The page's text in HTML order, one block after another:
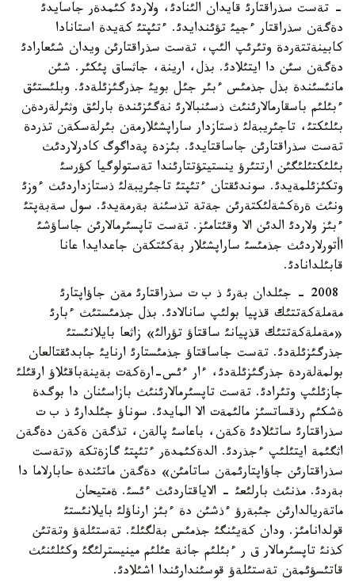
- تةست سذراقتارئ قايدان الئنادئ، ولاردئ كئمدةر جاسايدئ
دةگةن سذراقتار ءجيئ تؤئندايدئ. ءتئپتئ كةيدة استانادا
كابينةتتةردة وتئرئپ الئپ، تةست سذراقتارئن ويدان شئعارادئ
دةگةن سئن دا ايتئلادئ. بذل، ارينة، جاثساق پئكئر. شئن
مانئسئندة بذل جذمئس ءبئر جئل بويئ جذرگئزئلةدئ. وبلئستئق
ءبئلئم باسقارمالارئنئث ذسئنبالارئ نةگئزئندة بارلئق وثئرلةردةن
بئلئكتئ، تاجئريبةلئ ذستازدار ساراپشئلارمةن بئرلةسكةن تذردة
تةست سذراقتارئن جاساقتايدئ. بئزدة پةداگوگ كادرلاردئث
بئلئكتئلئگئن ارتتئرؤ ينستيتؤتتارئندا تةستولوگيا كؤرسئ
وتكئزئلمةيدئ. سوندئقتان ءتئپتئ تاجئريبةلئ ذستازداردئث ءوزئ
ونئث ةرةكشةلئكتةرئن جةتة تذسئنة بةرمةيدئ. سول سةبةپتئ
ءبئز ولاردئ الدئن الا وقئتامئز. تةست تاپسئرمالارئن جاساؤشئ
اأتورلاردئث جذمئسئ ساراپشئلار بةكئتكةن جاعدايدا عانا
قابئلدانادئ.
2008 - جئلدان بةرئ ذ ب ت سذراقتارئ مةن جاؤاپتارئ
مةملةكةتتئك قذپيا بولئپ سانالادئ. بذل جذمئستئث ءبارئ
«مةملةكةتتئك قذپيانئ ساقتاؤ تؤرالئ» زاثعا بايلانئستئ
جذرگئزئلةدئ. تةست جاساقتاؤ جذمئستارئ ارنايئ جابدئقتالعان
بولمةلةردة جذرگئزئلةدئ، ءار ءئس-ارةكةت بةينةباقئلاؤ ارقئلئ
جازئلئپ وتئرادئ. تةست تاپسئرمالارئنئث بازاسئنان دا بوگدة
ةشكئم رذقساتسئز مالئمةت الا المايدئ. سوناؤ جئلدارئ ذ ب ت
سذراقتارئ ساتئلادئ ةكةن، باعاسئ پالةن، تذگةن ةكةن دةگةن
اثگئمة ايتئلئپ ءجذردئ. الدةكئمدةر ءتئپتئ گازةتكة «تةست
سذراقتارئن جاؤاپتارئمةن ساتامئن» دةگةن ماتئندة حابارلاما دا
بةردئ. مذنئث بارلئعئ - الاياقتاردئث ءئسئ. ةمتيحان
ماتةريالدارئن جئبةرؤ ءذشئن دة ءبئز ارناؤلئ بايلانئستئ
قولدانامئز. ودان كةيئنگئ جذمئس بةلگئلئ. تةستئلةؤ وتةتئن
كذنئ تاپسئرمالار ق ر ءبئلئم جانة عئلئم مينيسترلئگئ وكئلئنئث
قاتئسؤئمةن تةستئلةؤ قوسئندارئندا اشئلادئ.